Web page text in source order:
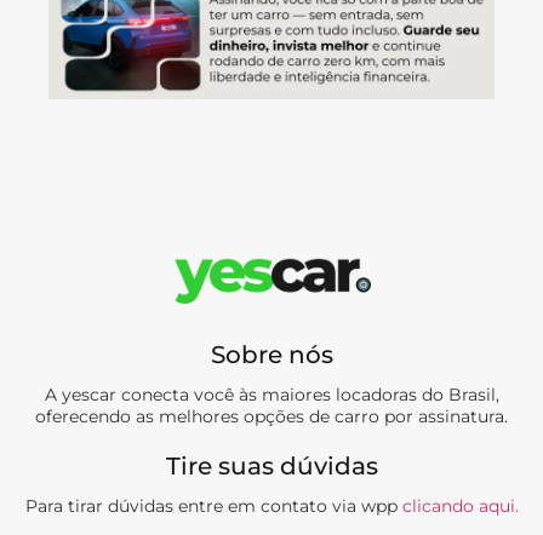
Sobre nós
A yescar conecta você às maiores locadoras do Brasil,
oferecendo as melhores opções de carro por assinatura.
Tire suas dúvidas
Para tirar dúvidas entre em contato via wpp clicando aqui.